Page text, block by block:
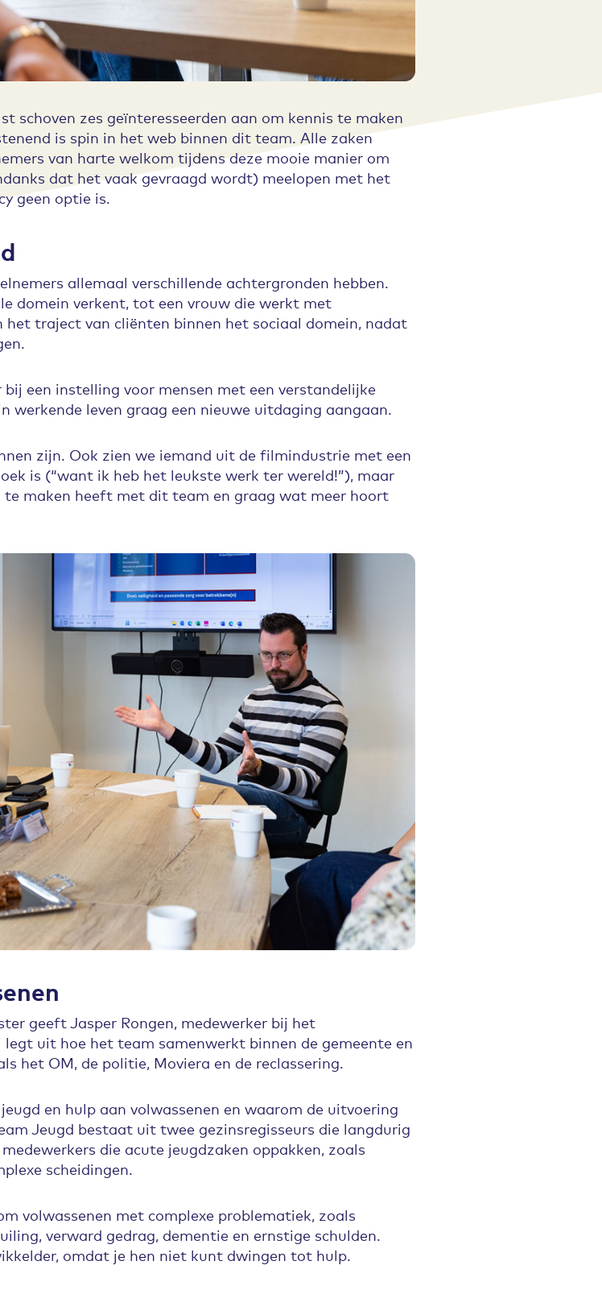
schoven zes geïnteresseerden aan om kennis te maken
is spin in het web binnen dit team. Alle zaken
van harte welkom tijdens deze mooie manier om
dat het vaak gevraagd wordt) meelopen met het
geen optie is.
allemaal verschillende achtergronden hebben.
domein verkent, tot een vrouw die werkt met
traject van cliënten binnen het sociaal domein, nadat
een instelling voor mensen met een verstandelijke
werkende leven graag een nieuwe uitdaging aangaan.
zijn. Ook zien we iemand uit de filmindustrie met een
is (“want ik heb het leukste werk ter wereld!”), maar
maken heeft met dit team en graag wat meer hoort
geeft Jasper Rongen, medewerker bij het
uit hoe het team samenwerkt binnen de gemeente en
het OM, de politie, Moviera en de reclassering.
en hulp aan volwassenen en waarom de uitvoering
Jeugd bestaat uit twee gezinsregisseurs die langdurig
die acute jeugdzaken oppakken, zoals
scheidingen.
volwassenen met complexe problematiek, zoals
verward gedrag, dementie en ernstige schulden.
omdat je hen niet kunt dwingen tot hulp.